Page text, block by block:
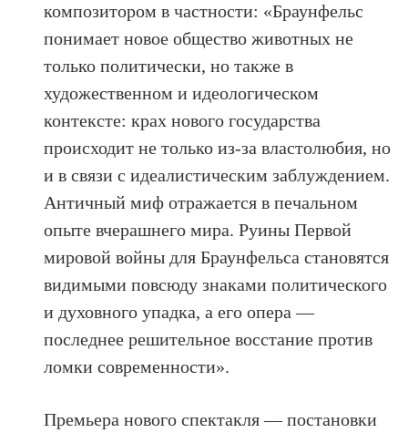
композитором в частности: «Браунфельс
понимает новое общество животных не
только политически, но также в
художественном и идеологическом
контексте: крах нового государства
происходит не только из-за властолюбия, но
и в связи с идеалистическим заблуждением.
Античный миф отражается в печальном
опыте вчерашнего мира. Руины Первой
мировой войны для Браунфельса становятся
видимыми повсюду знаками политического
и духовного упадка, а его опера —
последнее решительное восстание против
ломки современности».
Премьера нового спектакля — постановки